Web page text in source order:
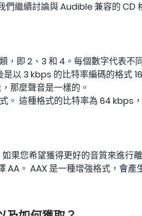
繼續討論與 Audible 兼容的 CD
即 2、3 和 4。每個數字代表不
以 3 kbps 的比特率編碼的格式
那麼聲音是一樣的。
這種格式的比特率為 64 kbps
果您希望獲得更好的音質來進行
AA。 AAX 是一種增強格式，會產